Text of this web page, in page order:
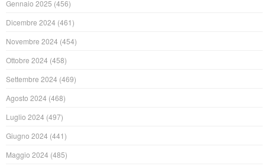
Gennaio 2025 (456)
Dicembre 2024 (461)
Novembre 2024 (454)
Ottobre 2024 (458)
Settembre 2024 (469)
Agosto 2024 (468)
Luglio 2024 (497)
Giugno 2024 (441)
Maggio 2024 (485)